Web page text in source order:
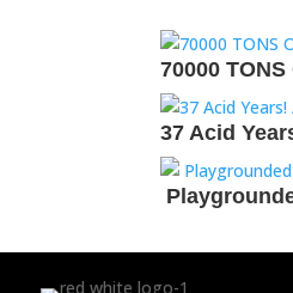
70000
37 Acid